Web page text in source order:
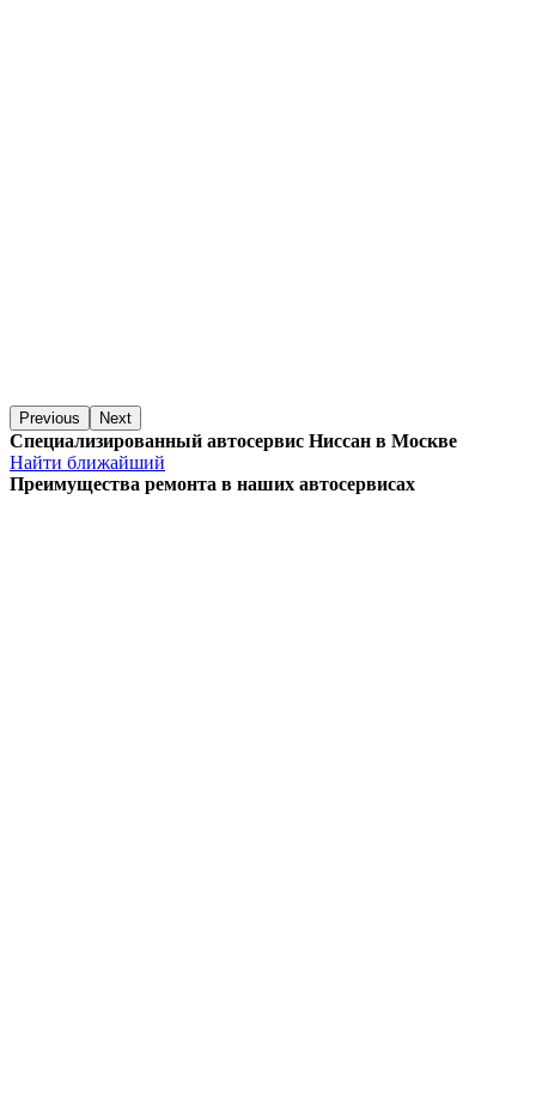
Previous Next
Специализированный автосервис Ниссан в Москве
Найти ближайший
Преимущества ремонта в наших автосервисах